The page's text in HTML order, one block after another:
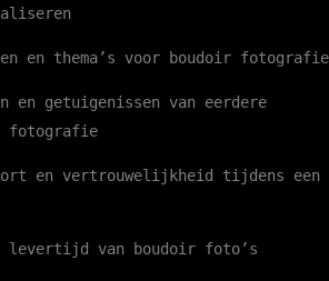
en thema’s voor boudoir fotografie
en getuigenissen van eerdere
fotografie
en vertrouwelijkheid tijdens een
levertijd van boudoir foto’s